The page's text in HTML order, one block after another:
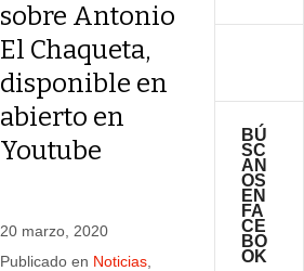
sobre Antonio
El Chaqueta,
disponible en
abierto en
Youtube
20 marzo, 2020
Publicado en Noticias
BÚ
SC
AN
OS
EN
FA
CE
BO
OK